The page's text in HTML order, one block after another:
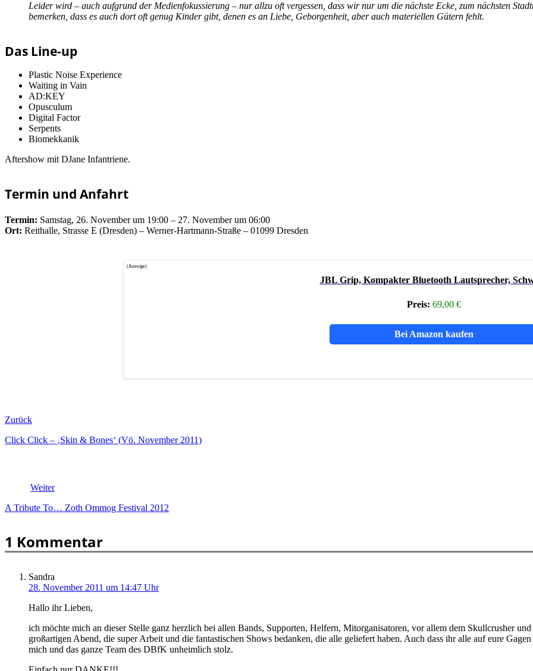
Leider wird – auch aufgrund der Medienfokussierung – nur allzu oft vergessen, dass wir nur um die nächste Ecke, zum nächsten
bemerken, dass es auch dort oft genug Kinder gibt, denen es an Liebe, Geborgenheit, aber auch materiellen Gütern fehlt.
Das Line-up
Plastic Noise Experience
Waiting in Vain
AD:KEY
Opusculum
Digital Factor
Serpents
Biomekkanik
Aftershow mit DJane Infantriene.
Termin und Anfahrt
Termin: Samstag, 26. November um 19:00 – 27. November um 06:00
Ort: Reithalle, Strasse E (Dresden) – Werner-Hartmann-Straße – 01099 Dresden
(Anzeige)
JBL Grip, Kompakter Bluetooth Lautsprecher,
Preis: 69,00 €
Bei Amazon kaufen
Zurück
Click Click – ‚Skin & Bones‘ (Vö. November 2011)
Weiter
A Tribute To… Zoth Ommog Festival 2012
1 Kommentar
Sandra
28. November 2011 um 14:47 Uhr
Hallo ihr Lieben,
ich möchte mich an dieser Stelle ganz herzlich bei allen Bands, Supporten, Helfern, Mitorganisatoren, vor allem dem Skullcrusher
großartigen Abend, die super Arbeit und die fantastischen Shows bedanken, die alle geliefert haben. Auch dass ihr alle auf eure
mich und das ganze Team des DBfK unheimlich stolz.